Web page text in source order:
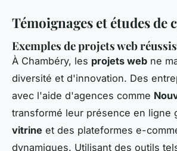
Témoignages et études de
Exemples de projets web
À Chambéry, les projets web ne
diversité et d'innovation. Des
avec l'aide d'agences comme
transformé leur présence en ligne
vitrine et des plateformes e-
dynamiques. Utilisant des outils